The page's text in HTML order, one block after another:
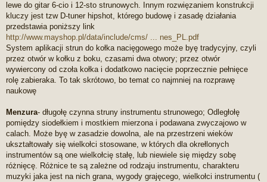
lewe do gitar 6-cio i 12-sto strunowych. Innym rozwięzaniem konstrukcji
kluczy jest tzw D-tuner hipshot, którego budowę i zasadę działania
przedstawia poniższy link
http://www.mayshop.pl/data/include/cms/ ... nes_PL.pdf
System aplikacji strun do kołka nacięgowego może byę tradycyjny, czyli
przez otwór w kołku z boku, czasami dwa otwory; przez otwór
wywiercony od czoła kołka i dodatkowo nacięcie poprzecznie pełnięce
rolę zabieraka. To tak skrótowo, bo temat co najmniej na rozprawę
naukowę
Menzura- długołę czynna struny instrumentu strunowego; Odległołę
pomiędzy siodełkiem i mostkiem mierzona i podawana zwyczajowo w
calach. Może byę w zasadzie dowolna, ale na przestrzeni wieków
ukształtowały się wielkołci stosowane, w których dla okrełlonych
instrumentów są one wielkołcię stałę, lub niewiele się między sobę
różnięcę. Różnice te są zależne od rodzaju instrumentu, charakteru
muzyki jaka jest na nich grana, wygody grajęcego, wielkołci instrumentu (